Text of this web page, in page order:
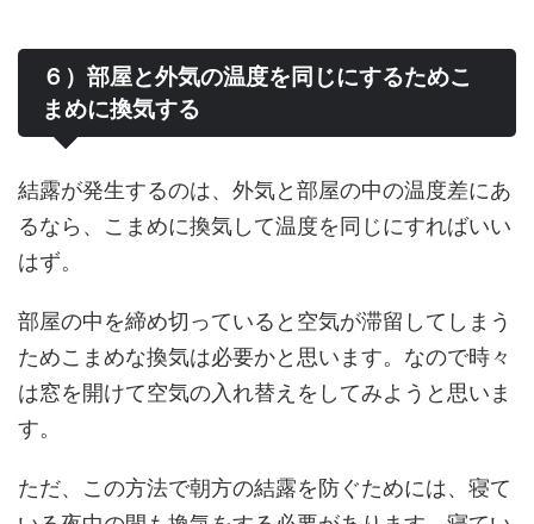
６）部屋と外気の温度を同じにするためこ
まめに換気する
結露が発生するのは、外気と部屋の中の温度差にあ
るなら、こまめに換気して温度を同じにすればいい
はず。
部屋の中を締め切っていると空気が滞留してしまう
ためこまめな換気は必要かと思います。なので時々
は窓を開けて空気の入れ替えをしてみようと思いま
す。
ただ、この方法で朝方の結露を防ぐためには、寝て